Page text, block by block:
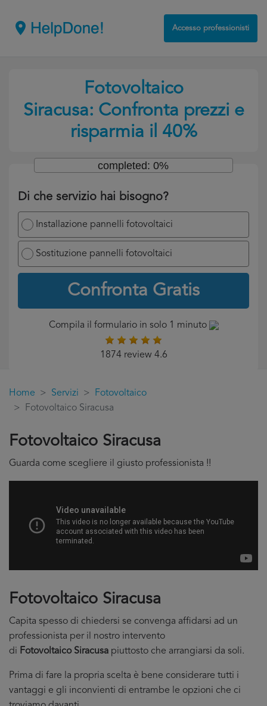
Accesso professionisti
Fotovoltaico
Siracusa: Confronta prezzi e
risparmia il 40%
Di che servizio hai bisogno?
Installazione pannelli fotovoltaici
Sostituzione pannelli fotovoltaici
Confronta Gratis
completed: 0%
Compila il formulario in solo 1 minuto
1874 review 4.6
Home Servizi
Fotovoltaico
Fotovoltaico Siracusa
Fotovoltaico Siracusa
Guarda come scegliere il giusto professionista !!
Fotovoltaico Siracusa
Capita spesso di chiedersi se convenga affidarsi ad un
professionista per il nostro intervento
di Fotovoltaico Siracusa piuttosto che arrangiarsi da soli.
Prima di fare la propria scelta è bene considerare tutti i
vantaggi e gli inconvienti di entrambe le opzioni che ci